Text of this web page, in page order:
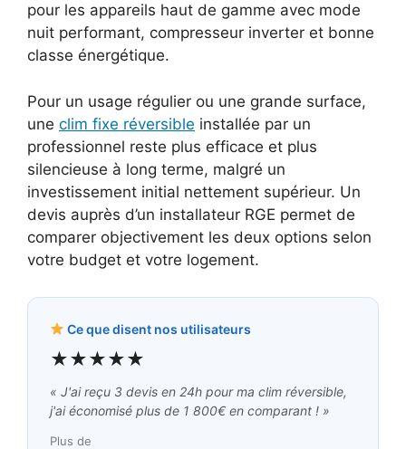
pour les appareils haut de gamme avec mode
nuit performant, compresseur inverter et bonne
classe énergétique.
Pour un usage régulier ou une grande surface,
une clim fixe réversible installée par un
professionnel reste plus efficace et plus
silencieuse à long terme, malgré un
investissement initial nettement supérieur. Un
devis auprès d’un installateur RGE permet de
comparer objectivement les deux options selon
votre budget et votre logement.
Ce que disent nos utilisateurs
★★★★★
« J'ai reçu 3 devis en 24h pour ma clim réversible,
j'ai économisé plus de 1 800€ en comparant ! »
Plus de